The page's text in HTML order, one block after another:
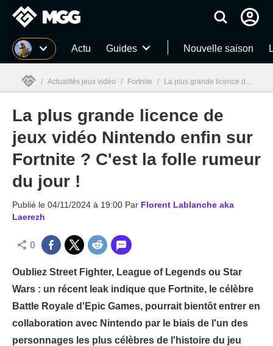
MGG Actu Guides Nouvelle saison
MGG
/ Actualités jeux vidéo / Fortnite / La plus grande licence de jeux vidéo Nintendo enfin sur Fortnite ? C'est la folle rumeur du jour !
La plus grande licence de
jeux vidéo Nintendo enfin sur
Fortnite ? C'est la folle rumeur
du jour !
Publié le 04/11/2024 à 19:00 Par Florent Lablanche aka
Laerezh
0
Oubliez Street Fighter, League of Legends ou Star
Wars : un récent leak indique que Fortnite, le célèbre
Battle Royale d'Epic Games, pourrait bientôt entrer en
collaboration avec Nintendo par le biais de l'un des
personnages les plus célèbres de l'histoire du jeu